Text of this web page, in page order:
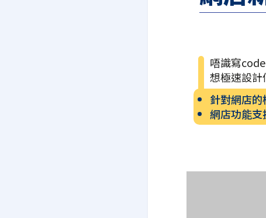
唔識寫code
想極速設計
針對網店
網店功能支